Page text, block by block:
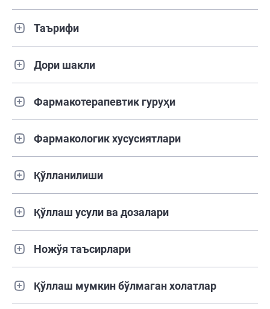
Таърифи
Дори шакли
Фармакотерапевтик гуруҳи
Фармакологик хусусиятлари
Қўлланилиши
Қўллаш усули ва дозалари
Ножўя таъсирлари
Қўллаш мумкин бўлмаган холатлар